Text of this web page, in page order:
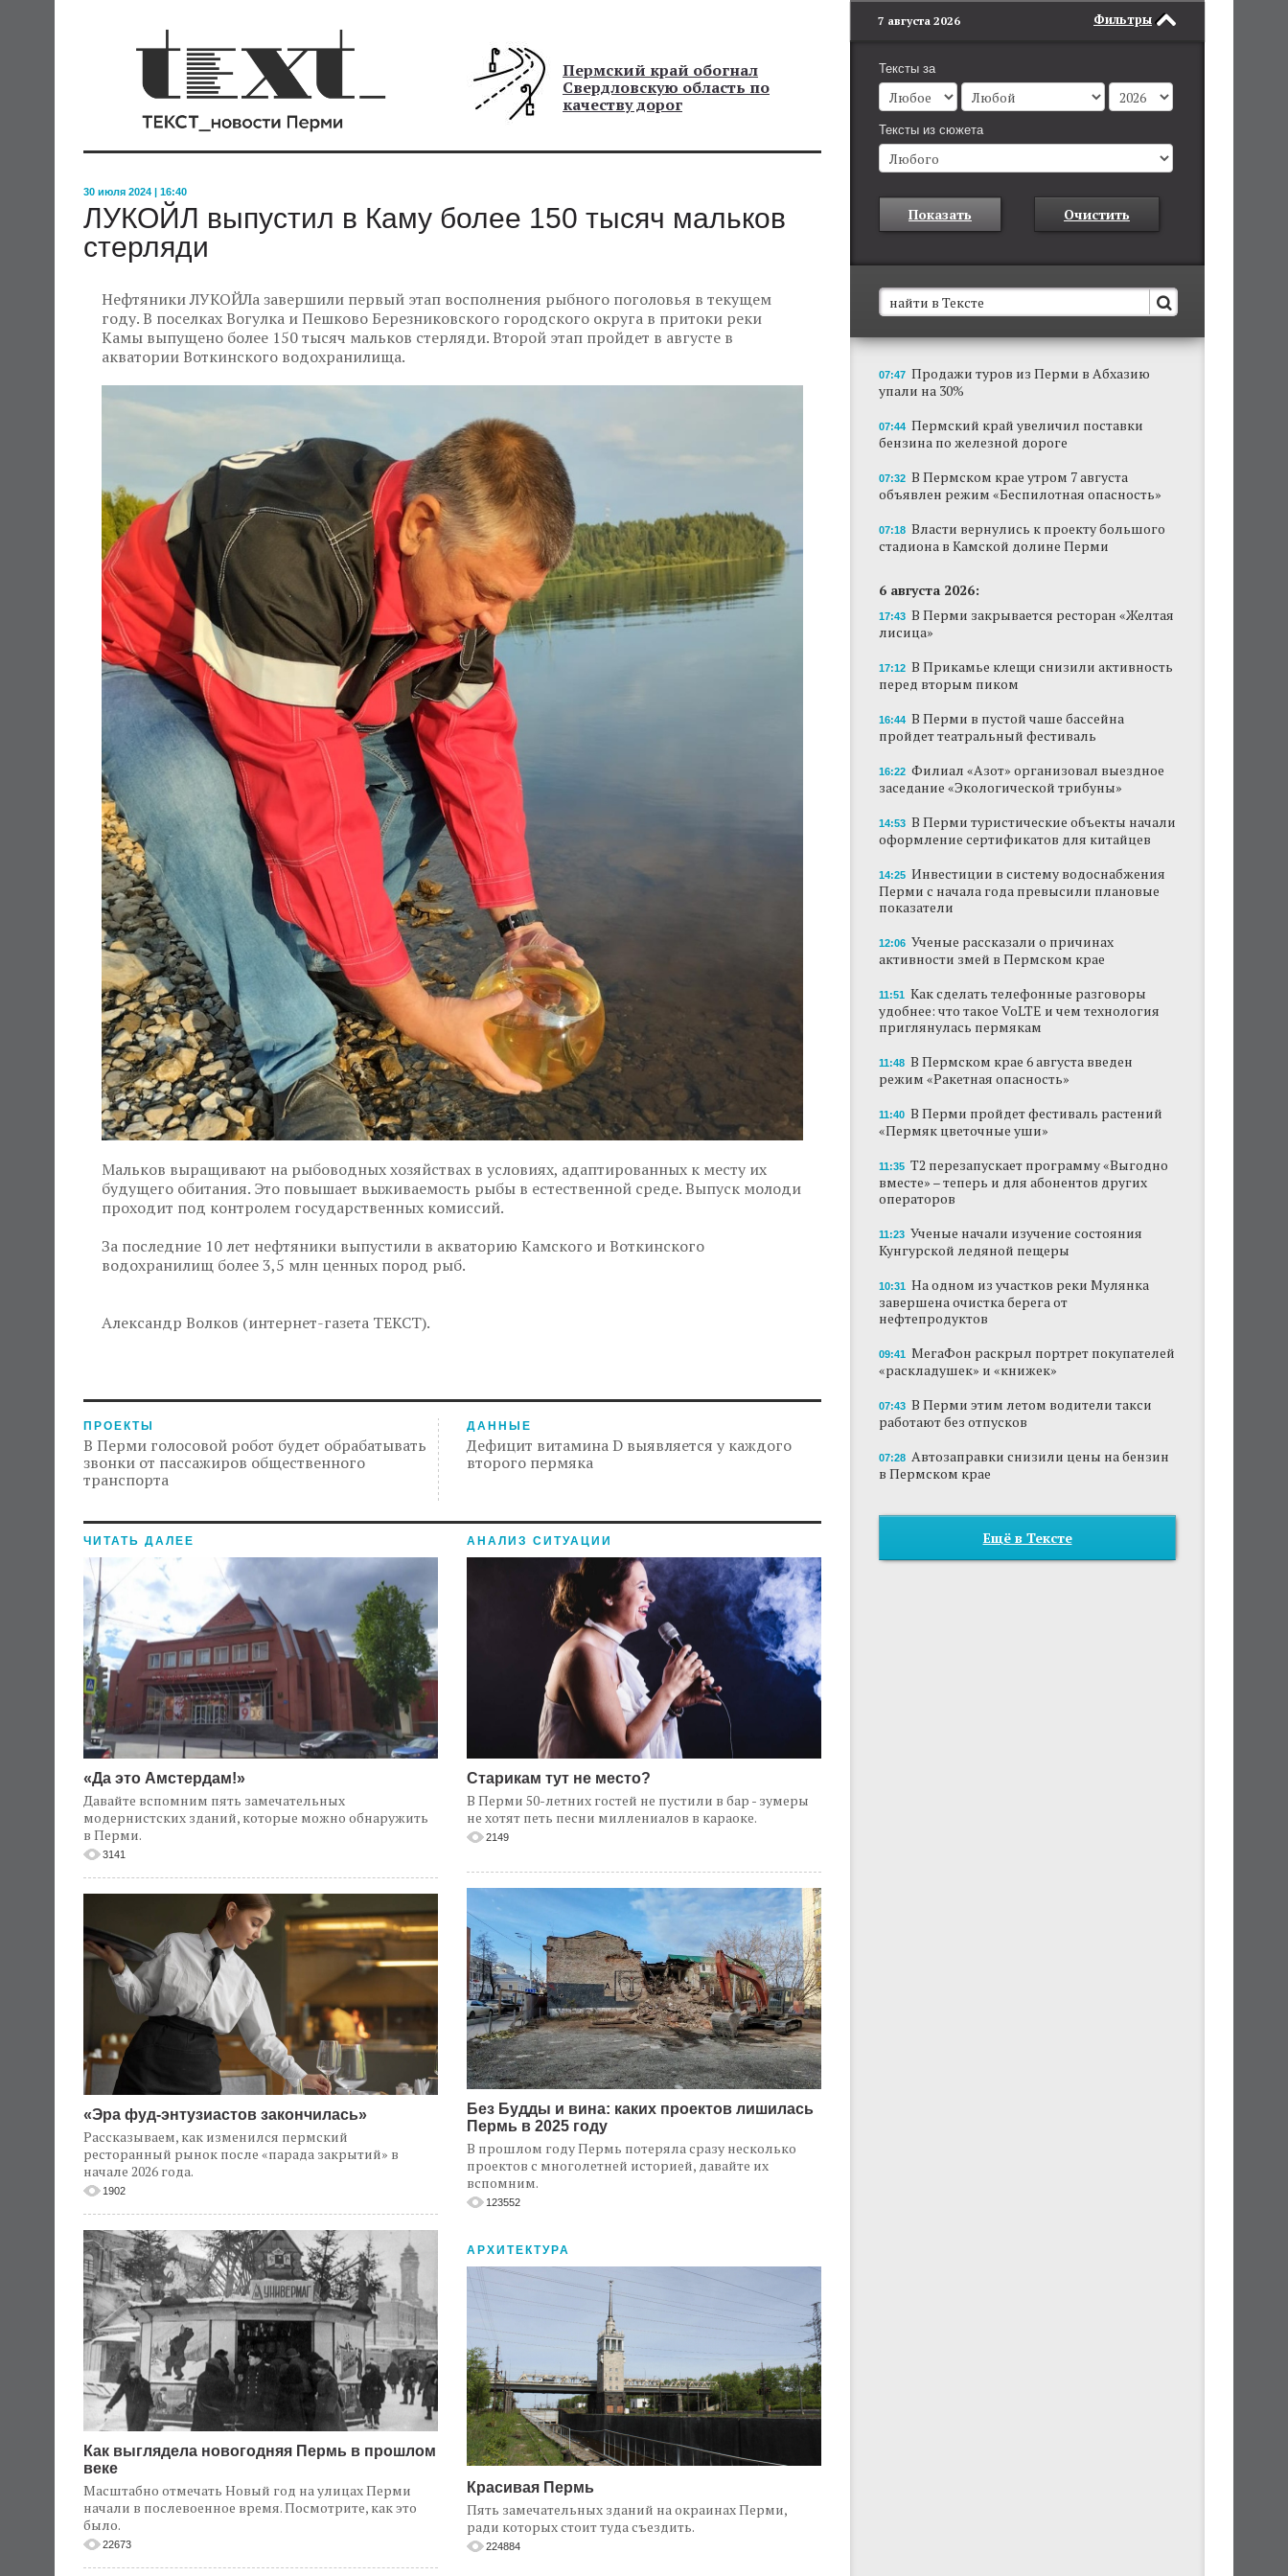
Пермский край обогнал
Свердловскую область по
качеству дорог
30 июля 2024 | 16:40
ЛУКОЙЛ выпустил в Каму более 150 тысяч мальков
стерляди
Нефтяники ЛУКОЙЛа завершили первый этап восполнения рыбного поголовья в текущем
году. В поселках Вогулка и Пешково Березниковского городского округа в притоки реки
Камы выпущено более 150 тысяч мальков стерляди. Второй этап пройдет в августе в
акватории Воткинского водохранилища.
Мальков выращивают на рыбоводных хозяйствах в условиях, адаптированных к месту их
будущего обитания. Это повышает выживаемость рыбы в естественной среде. Выпуск молоди
проходит под контролем государственных комиссий.
За последние 10 лет нефтяники выпустили в акваторию Камского и Воткинского
водохранилищ более 3,5 млн ценных пород рыб. ​
Александр Волков (интернет-газета ТЕКСТ).
ПРОЕКТЫ
В Перми голосовой робот будет обрабатывать
звонки от пассажиров общественного
транспорта
ДАННЫЕ
Дефицит витамина D выявляется у каждого
второго пермяка
ЧИТАТЬ ДАЛЕЕ
«Да это Амстердам!»
Давайте вспомним пять замечательных
модернистских зданий, которые можно обнаружить
в Перми.
3141
«Эра фуд-энтузиастов закончилась»
Рассказываем, как изменился пермский
ресторанный рынок после «парада закрытий» в
начале 2026 года.
1902
Как выглядела новогодняя Пермь в прошлом
веке
Масштабно отмечать Новый год на улицах Перми
начали в послевоенное время. Посмотрите, как это
было.
22673
АНАЛИЗ СИТУАЦИИ
Старикам тут не место?
В Перми 50-летних гостей не пустили в бар - зумеры
не хотят петь песни миллениалов в караоке.
2149
Без Будды и вина: каких проектов лишилась
Пермь в 2025 году
В прошлом году Пермь потеряла сразу несколько
проектов с многолетней историей, давайте их
вспомним.
123552
АРХИТЕКТУРА
Красивая Пермь
Пять замечательных зданий на окраинах Перми,
ради которых стоит туда съездить.
224884
Фильтры
7 августа 2026
Тексты за
Тексты из сюжета
Показать Очистить
В Пермском крае установят новые станции
обнаружения беспилотников
Они используются для обнаружения и
отслеживания БПЛА в воздухе.
Продажи туров из Перми в Абхазию упали
на 30%
стадиона в Камской долине Перми
лисица»
В Перми в пустой чаше бассейна пройдет
театральный фестиваль
В Перми туристические объекты начали
оформление сертификатов для китайцев
Ученые рассказали о причинах активности
змей в Пермском крае
Ученые начали изучение состояния
Кунгурской ледяной пещеры
07:47 Продажи туров из Перми в Абхазию
упали на 30%
07:44 Пермский край увеличил поставки
бензина по железной дороге
07:32 В Пермском крае утром 7 августа
объявлен режим «Беспилотная опасность»
07:18 Власти вернулись к проекту большого
стадиона в Камской долине Перми
6 августа 2026:
17:43 В Перми закрывается ресторан «Желтая
лисица»
17:12 В Прикамье клещи снизили активность
перед вторым пиком
16:44 В Перми в пустой чаше бассейна
пройдет театральный фестиваль
16:22 Филиал «Азот» организовал выездное
заседание «Экологической трибуны»
14:53 В Перми туристические объекты начали
оформление сертификатов для китайцев
14:25 Инвестиции в систему водоснабжения
Перми с начала года превысили плановые
показатели
12:06 Ученые рассказали о причинах
активности змей в Пермском крае
11:51 Как сделать телефонные разговоры
удобнее: что такое VoLTE и чем технология
приглянулась пермякам
11:48 В Пермском крае 6 августа введен
режим «Ракетная опасность»
11:40 В Перми пройдет фестиваль растений
«Пермяк цветочные уши»
11:35 Т2 перезапускает программу «Выгодно
вместе» – теперь и для абонентов других
операторов
11:23 Ученые начали изучение состояния
Кунгурской ледяной пещеры
10:31 На одном из участков реки Мулянка
завершена очистка берега от
нефтепродуктов
09:41 МегаФон раскрыл портрет покупателей
«раскладушек» и «книжек»
07:43 В Перми этим летом водители такси
работают без отпусков
07:28 Автозаправки снизили цены на бензин
в Пермском крае
Ещё в Тексте